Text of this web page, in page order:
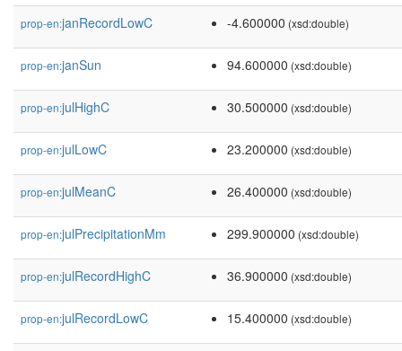
prop-en:janRecordLowC -4.600000 (xsd:double)
prop-en:janSun 94.600000 (xsd:double)
prop-en:julHighC 30.500000 (xsd:double)
prop-en:julLowC 23.200000 (xsd:double)
prop-en:julMeanC 26.400000 (xsd:double)
prop-en:julPrecipitationMm 299.900000 (xsd:double)
prop-en:julRecordHighC 36.900000 (xsd:double)
prop-en:julRecordLowC 15.400000 (xsd:double)